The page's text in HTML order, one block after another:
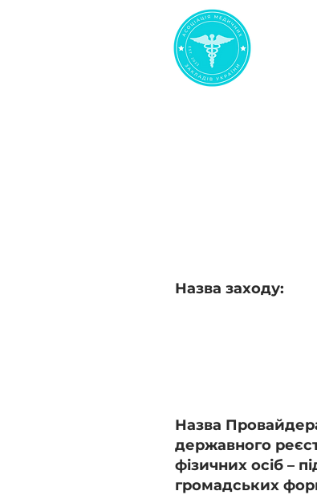
Назва заходу:
Назва
державного
фізичних осіб –
громадських